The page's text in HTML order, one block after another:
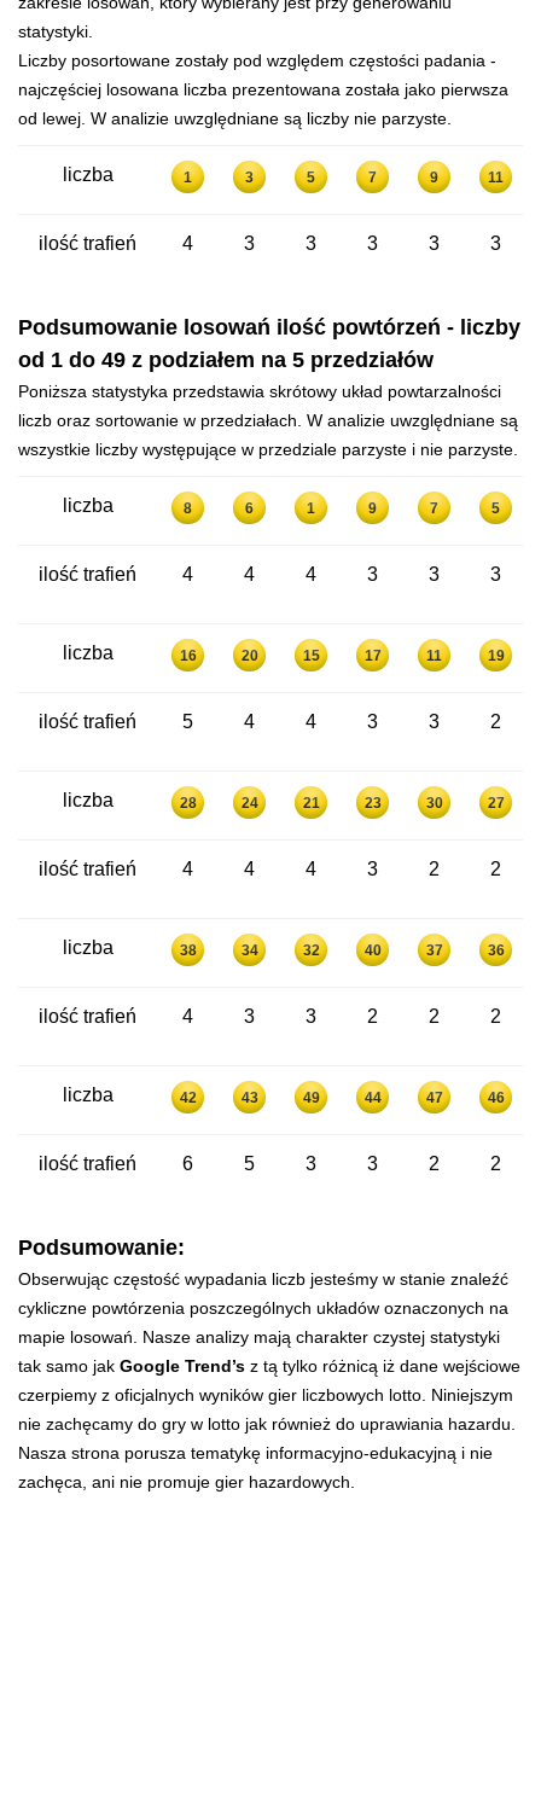
statystyki.
Liczby posortowane zostały pod względem częstości padania -
najczęściej losowana liczba prezentowana została jako pierwsza
od lewej. W analizie uwzględniane są liczby nie parzyste.
liczba 1 3 5 7 9 11
ilość trafień 4 3 3 3 3 3
Podsumowanie losowań ilość powtórzeń - liczby
od 1 do 49 z podziałem na 5 przedziałów
Poniższa statystyka przedstawia skrótowy układ powtarzalności
liczb oraz sortowanie w przedziałach. W analizie uwzględniane są
wszystkie liczby występujące w przedziale parzyste i nie parzyste.
liczba 8 6 1 9 7 5
ilość trafień 4 4 4 3 3 3
liczba 16 20 15 17 11 19
ilość trafień 5 4 4 3 3 2
liczba 28 24 21 23 30 27
ilość trafień 4 4 4 3 2 2
liczba 38 34 32 40 37 36
ilość trafień 4 3 3 2 2 2
liczba 42 43 49 44 47 46
ilość trafień 6 5 3 3 2 2
Podsumowanie:
Obserwując częstość wypadania liczb jesteśmy w stanie znaleźć
cykliczne powtórzenia poszczególnych układów oznaczonych na
mapie losowań. Nasze analizy mają charakter czystej statystyki
tak samo jak Google Trend’s z tą tylko różnicą iż dane wejściowe
czerpiemy z oficjalnych wyników gier liczbowych lotto. Niniejszym
nie zachęcamy do gry w lotto jak również do uprawiania hazardu.
Nasza strona porusza tematykę informacyjno-edukacyjną i nie
zachęca, ani nie promuje gier hazardowych.